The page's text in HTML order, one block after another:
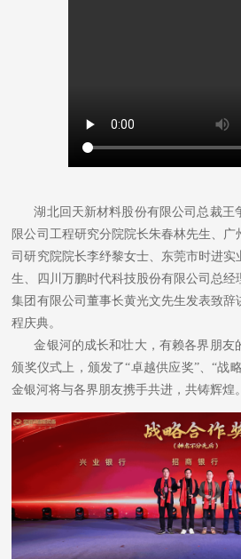
湖北回天新材料股份有限公司总裁王
限公司工程研究分院院长朱春林先生、
司研究院院长李纾黎女士、东莞市时进
生、四川万鹏时代科技股份有限公司总经
集团有限公司董事长黄光文先生发表致辞
程庆典。
金银河的成长和壮大，有赖各界朋友
颁奖仪式上，颁发了“卓越供应奖”、“战
金银河将与各界朋友携手共进，共铸辉煌。